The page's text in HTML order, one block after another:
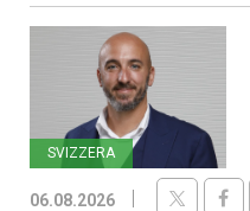
SVIZZERA
06.08.2026